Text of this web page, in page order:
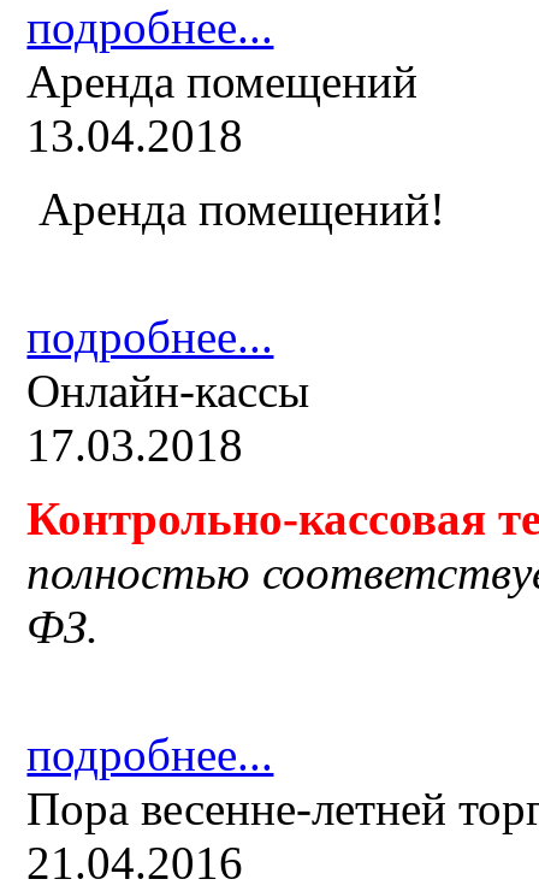
подробнее...
Аренда помещений
13.04.2018
Аренда помещений!
подробнее...
Онлайн-кассы
17.03.2018
Контрольно-кассовая
полностью
ФЗ.
подробнее...
Пора весенне-летней
21.04.2016